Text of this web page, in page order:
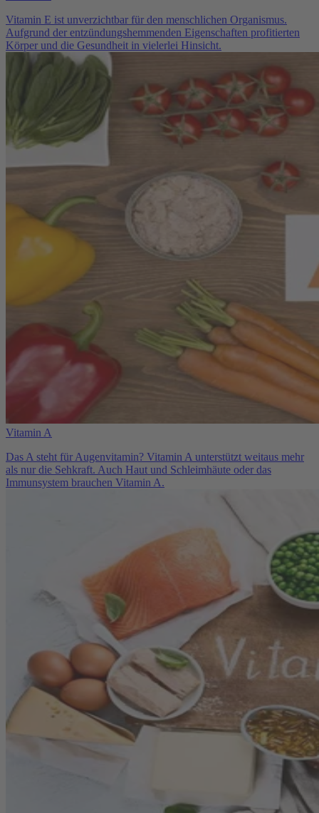
Vitamin E ist unverzichtbar für den menschlichen Organismus.
Aufgrund der entzündungshemmenden Eigenschaften profitierten
Körper und die Gesundheit in vielerlei Hinsicht.
Vitamin A
Das A steht für Augenvitamin? Vitamin A unterstützt weitaus mehr
als nur die Sehkraft. Auch Haut und Schleimhäute oder das
Immunsystem brauchen Vitamin A.